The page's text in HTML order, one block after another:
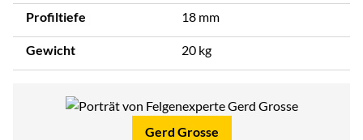
Profiltiefe 18 mm
Gewicht 20 kg
Gerd Grosse